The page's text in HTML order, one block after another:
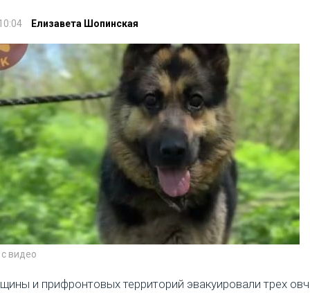
Елизавета Шопинская
видео
и прифронтовых территорий эвакуировали трех